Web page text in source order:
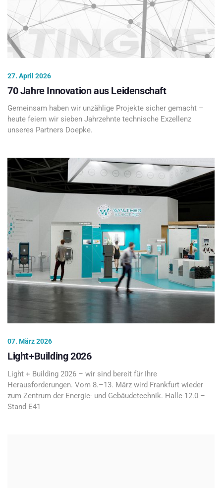
27. April 2026
70 Jahre Innovation aus Leidenschaft
Gemeinsam haben wir unzählige Projekte sicher gemacht –
heute feiern wir sieben Jahrzehnte technische Exzellenz
unseres Partners Doepke.
07. März 2026
Light+Building 2026
Light + Building 2026 – wir sind bereit für Ihre
Herausforderungen. Vom 8.–13. März wird Frankfurt wieder
zum Zentrum der Energie- und Gebäudetechnik. Halle 12.0 –
Stand E41